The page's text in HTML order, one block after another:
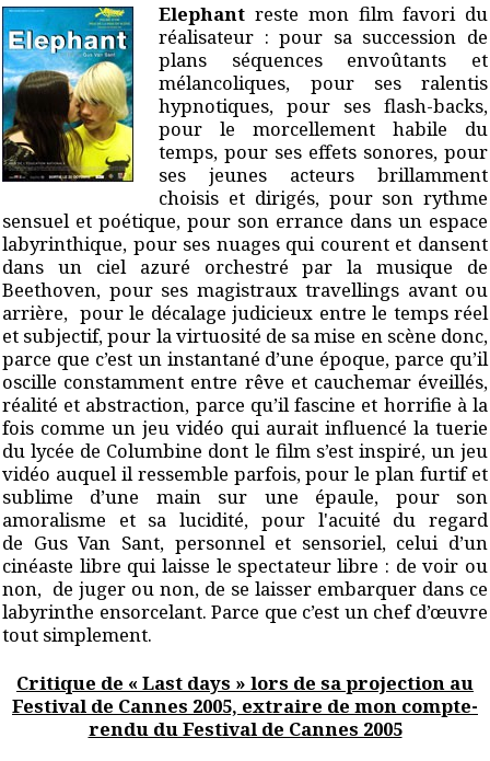
Elephant reste mon film favori du
réalisateur : pour sa succession de
plans séquences envoûtants et
mélancoliques, pour ses ralentis
hypnotiques, pour ses flash-backs,
pour le morcellement habile du
temps, pour ses effets sonores, pour
ses jeunes acteurs brillamment
choisis et dirigés, pour son rythme
sensuel et poétique, pour son errance dans un espace
labyrinthique, pour ses nuages qui courent et dansent
dans un ciel azuré orchestré par la musique de
Beethoven, pour ses magistraux travellings avant ou
arrière, pour le décalage judicieux entre le temps réel
et subjectif, pour la virtuosité de sa mise en scène donc,
parce que c’est un instantané d’une époque, parce qu’il
oscille constamment entre rêve et cauchemar éveillés,
réalité et abstraction, parce qu’il fascine et horrifie à la
fois comme un jeu vidéo qui aurait influencé la tuerie
du lycée de Columbine dont le film s’est inspiré, un jeu
vidéo auquel il ressemble parfois, pour le plan furtif et
sublime d’une main sur une épaule, pour son
amoralisme et sa lucidité, pour l'acuité du regard
de Gus Van Sant, personnel et sensoriel, celui d’un
cinéaste libre qui laisse le spectateur libre : de voir ou
non, de juger ou non, de se laisser embarquer dans ce
labyrinthe ensorcelant. Parce que c’est un chef d’œuvre
tout simplement.
Critique de « Last days » lors de sa projection au
Festival de Cannes 2005, extraire de mon compte-
rendu du Festival de Cannes 2005